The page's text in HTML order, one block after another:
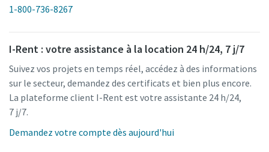
1-800-736-8267
I-Rent : votre assistance à la location 24 h/24, 7 j/7
Suivez vos projets en temps réel, accédez à des informations
sur le secteur, demandez des certificats et bien plus encore.
La plateforme client I-Rent est votre assistante 24 h/24,
7 j/7.
Demandez votre compte dès aujourd'hui